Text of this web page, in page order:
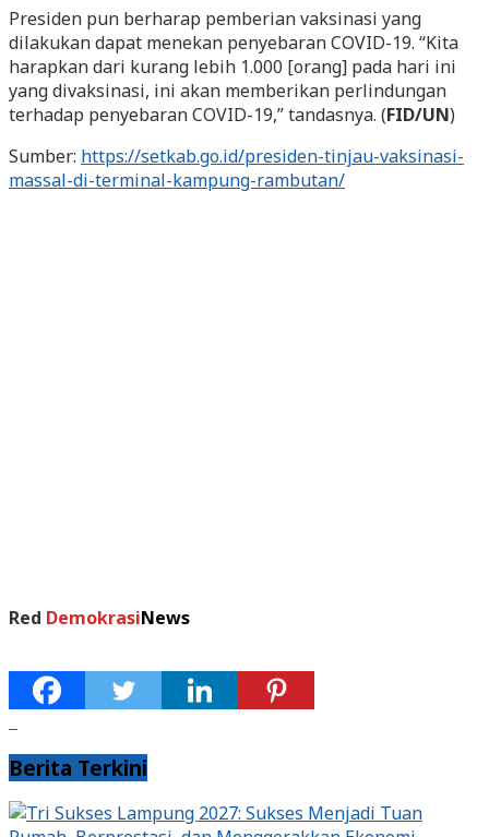
Presiden pun berharap pemberian vaksinasi yang
dilakukan dapat menekan penyebaran COVID-19. “Kita
harapkan dari kurang lebih 1.000 [orang] pada hari ini
yang divaksinasi, ini akan memberikan perlindungan
terhadap penyebaran COVID-19,” tandasnya. (FID/UN)
Sumber: https://setkab.go.id/presiden-tinjau-vaksinasi-
massal-di-terminal-kampung-rambutan/
Red DemokrasiNews
Berita Terkini